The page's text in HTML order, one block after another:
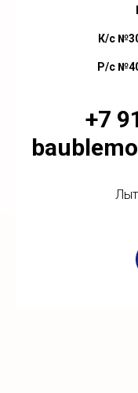
К/с
Р/с
+7